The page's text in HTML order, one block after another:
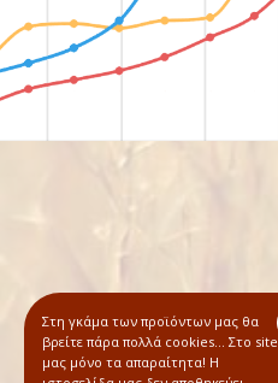
Στη γκάμα των προϊόντων μας θα
βρείτε πάρα πολλά cookies… Στο site
μας μόνο τα απαραίτητα! Η